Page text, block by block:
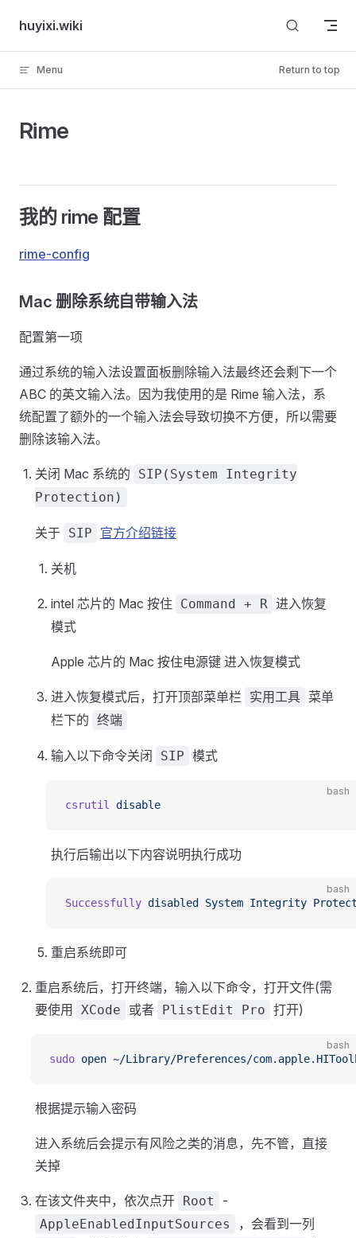
Skip to content
huyixi.wiki
Menu Return to top
Rime
我的 rime 配置
rime-config
Mac 删除系统自带输入法
配置第一项
通过系统的输入法设置面板删除输入法最终还会剩下一个
ABC 的英文输入法。因为我使用的是 Rime 输入法，系
统配置了额外的一个输入法会导致切换不方便，所以需要
删除该输入法。
关闭 Mac 系统的
SIP(System Integrity
Protection)
关于 SIP 官方介绍链接
关机
intel 芯片的 Mac 按住 Command + R 进入恢复
模式
Apple 芯片的 Mac 按住电源键 进入恢复模式
进入恢复模式后，打开顶部菜单栏 实用工具 菜单
栏下的 终端
输入以下命令关闭 SIP 模式
bash
csrutil disable
执行后输出以下内容说明执行成功
bash
Successfully disabled System Integrity
重启系统即可
重启系统后，打开终端，输入以下命令，打开文件(需
要使用
XCode 或者 PlistEdit Pro 打开)
bash
sudo open ~/Library/Preferences/
根据提示输入密码
进入系统后会提示有风险之类的消息，先不管，直接
关掉
在该文件夹中，依次点开 Root -
AppleEnabledInputSources ，会看到一列